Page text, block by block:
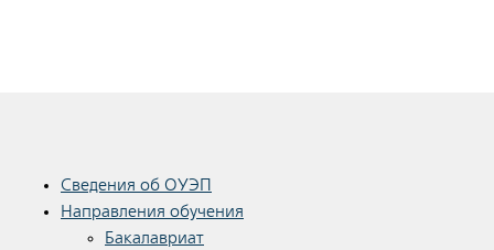
Сведения об ОУЭП
Направления обучения
Бакалавриат